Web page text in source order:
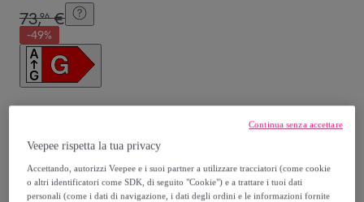
73,96 €
-49%
Recupero del tuo vecchio prodotto possibile,
vedi le condizioni
Veepee rispetta la tua privacy
Accettando, autorizzi Veepee e i suoi partner a utilizzare tracciatori (come cookie
o altri identificatori come SDK, di seguito "Cookie") e a trattare i tuoi dati
personali (come i dati di navigazione, i dati degli ordini e le informazioni fornite
Continua senza accettare